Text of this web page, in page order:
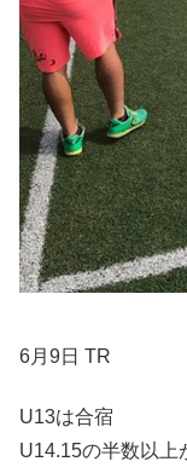
6月9日 TR
U13は合宿
U14.15の半数以上